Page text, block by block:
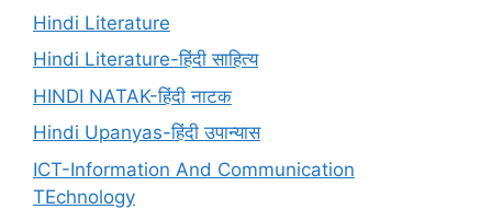
Hindi Literature
Hindi Literature-हिंदी साहित्य
HINDI NATAK-हिंदी नाटक
Hindi Upanyas-हिंदी उपान्यास
ICT-Information And Communication
TEchnology